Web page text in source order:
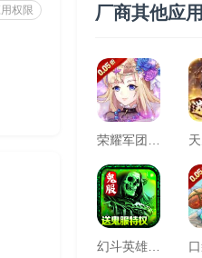
权限 厂商其他应用